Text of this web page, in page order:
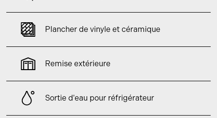
Plancher de vinyle et céramique
Remise extérieure
Sortie d'eau pour réfrigérateur